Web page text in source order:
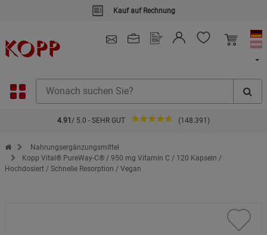
Kauf auf Rechnung
4.91 / 5.0 - SEHR GUT (148.391)
Zur Startseite des Kopp Verlag Online-Shop
Nahrungsergänzungsmittel
Kopp Vital® PureWay-C® / 950 mg Vitamin C / 120 Kapseln /
Hochdosiert / Schnelle Resorption / Vegan